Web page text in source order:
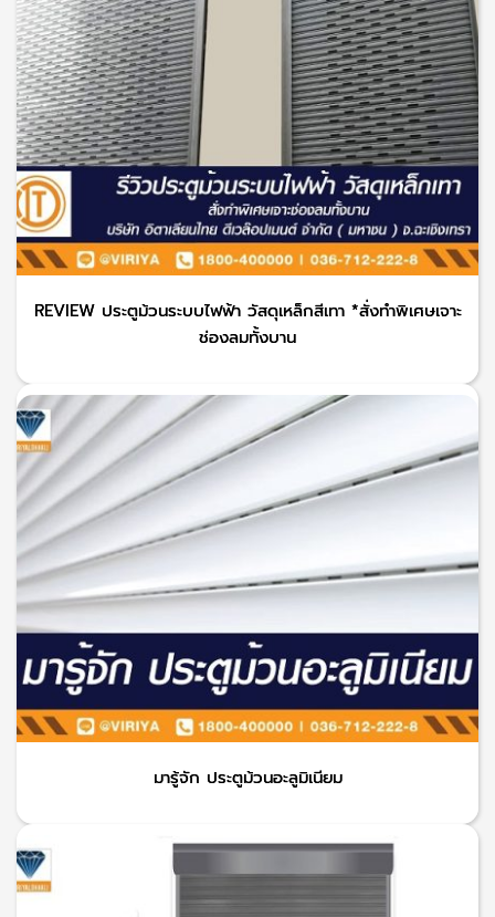
REVIEW ประตูม้วนระบบไฟฟ้า วัสดุเหล็กสีเทา *สั่งทำพิเศษเจาะ
ช่องลมทั้งบาน
มารู้จัก ประตูม้วนอะลูมิเนียม